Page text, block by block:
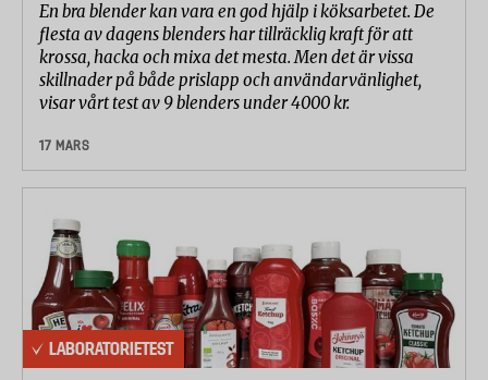
En bra blender kan vara en god hjälp i köksarbetet. De
flesta av dagens blenders har tillräcklig kraft för att
krossa, hacka och mixa det mesta. Men det är vissa
skillnader på både prislapp och användarvänlighet,
visar vårt test av 9 blenders under 4000 kr.
17 MARS
LABORATORIETEST